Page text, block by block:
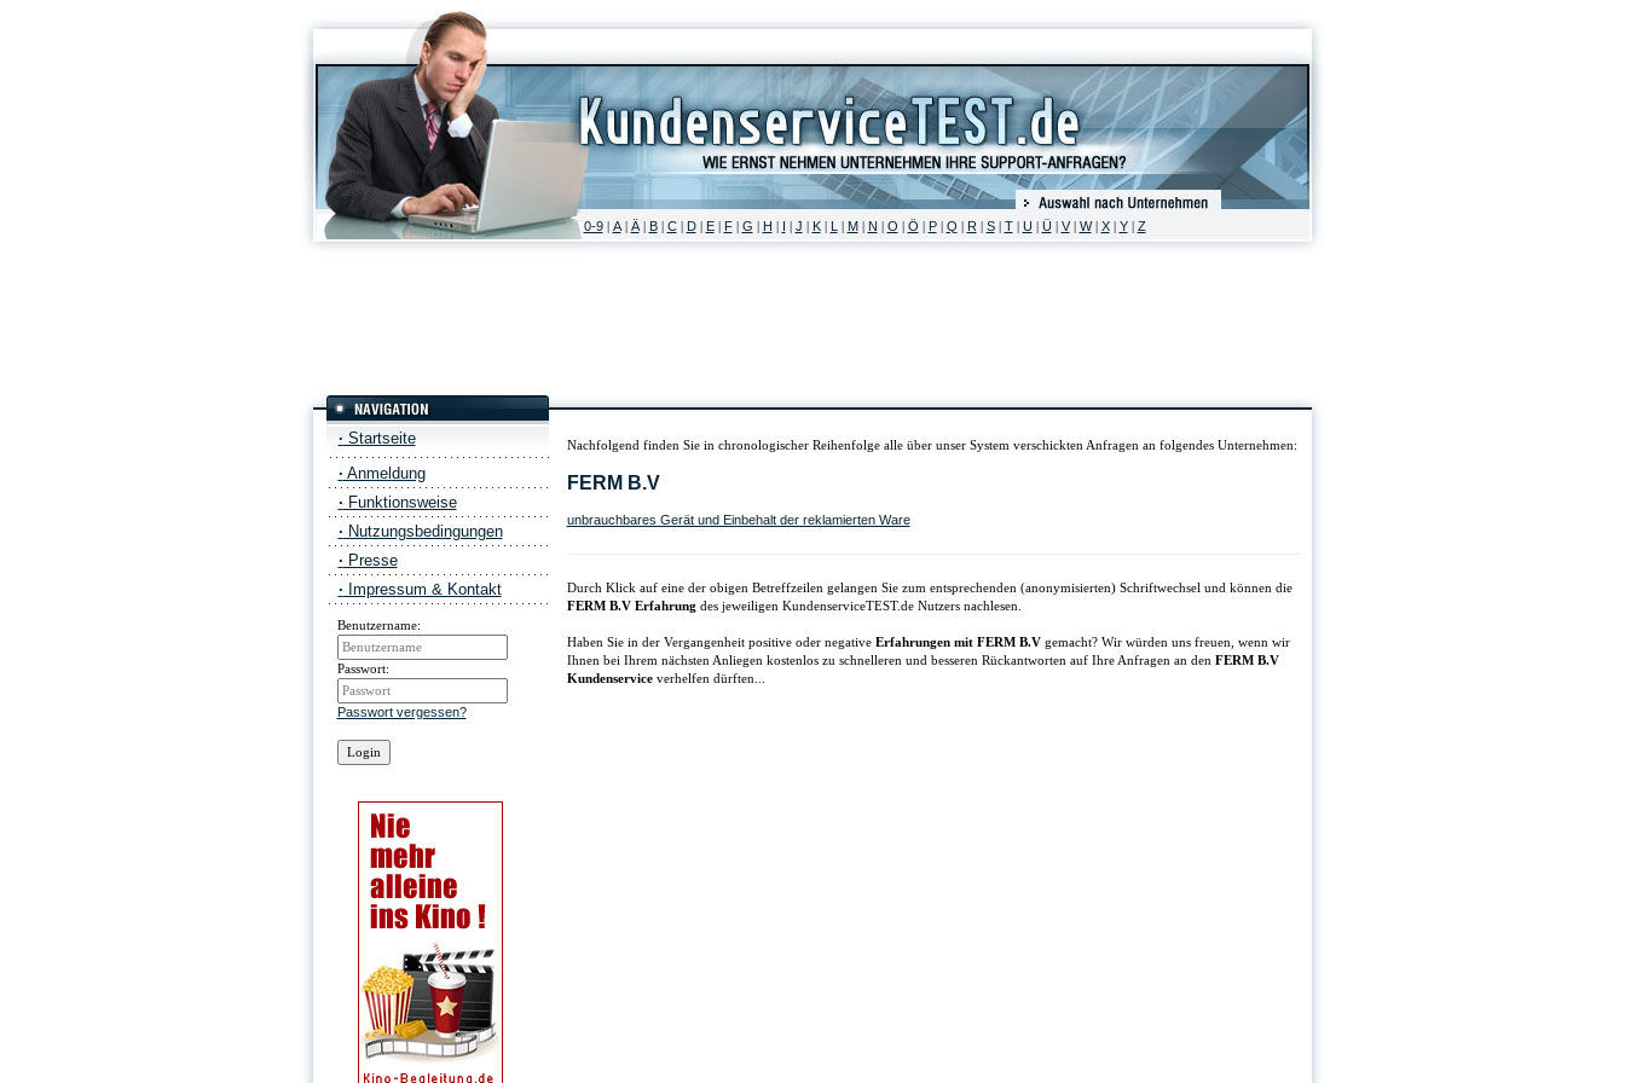
0-9| A| Ä| B| C| D| E| F| G H I J K| L M N O Ö P| Q R S| T| U Ü V| W| X| Y| Z
· Startseite
· Anmeldung
· Funktionsweise
· Nutzungsbedingungen
· Presse
· Impressum & Kontakt
Benutzername:
Passwort:
Passwort vergessen?
Nachfolgend finden Sie in chronologischer Reihenfolge alle über unser System verschickten Anfragen an folgendes Unternehmen:
FERM B.V
unbrauchbares Gerät und Einbehalt der reklamierten Ware
Durch Klick auf eine der obigen Betreffzeilen gelangen Sie zum entsprechenden (anonymisierten) Schriftwechsel und können die
FERM B.V Erfahrung des jeweiligen KundenserviceTEST.de Nutzers nachlesen.
Haben Sie in der Vergangenheit positive oder negative Erfahrungen mit FERM B.Vgemacht? Wir würden uns freuen, wenn wir
Ihnen bei Ihrem nächsten Anliegen kostenlos zu schnelleren und besseren Rückantworten auf Ihre Anfragen an den FERM B.V
Kundenserviceverhelfen dürften...